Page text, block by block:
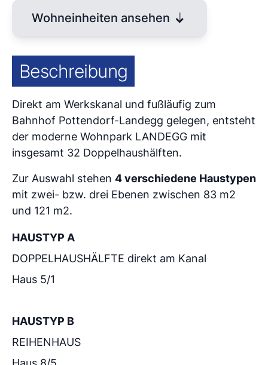
Wohneinheiten ansehen
Beschreibung
Direkt am Werkskanal und fußläufig zum
Bahnhof Pottendorf-Landegg gelegen, entsteht
der moderne Wohnpark LANDEGG mit
insgesamt 32 Doppelhaushälften.
Zur Auswahl stehen 4 verschiedene Haustypen
mit zwei- bzw. drei Ebenen zwischen 83 m2
und 121 m2.
HAUSTYP A
DOPPELHAUSHÄLFTE direkt am Kanal
Haus 5/1
HAUSTYP B
REIHENHAUS